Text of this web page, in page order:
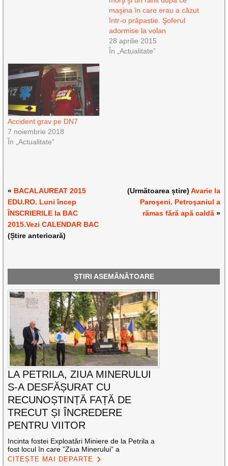
maşina în care erau a căzut
într-o prăpastie. Şoferul
adormise la volan
28 aprilie 2015
În „Actualitate”
Accident grav pe DN7
7 noiembrie 2018
În „Actualitate”
« BACALAUREAT 2015
EDU.RO. Luni încep
ÎNSCRIERILE la BAC
2015.Vezi CALENDAR BAC
(Știre anterioară)
(Următoarea știre) Avarie la
Paroşeni. Petroşaniul a
rămas fără apă caldă»
ȘTIRI ASEMĂNĂTOARE
LA PETRILA, ZIUA MINERULUI
S-A DESFĂȘURAT CU
RECUNOȘTINȚĂ FAȚĂ DE
TRECUT ȘI ÎNCREDERE
PENTRU VIITOR
Incinta fostei Exploatări Miniere de la Petrila a
fost locul în care ”Ziua Minerului” a
CITEȘTE MAI DEPARTE